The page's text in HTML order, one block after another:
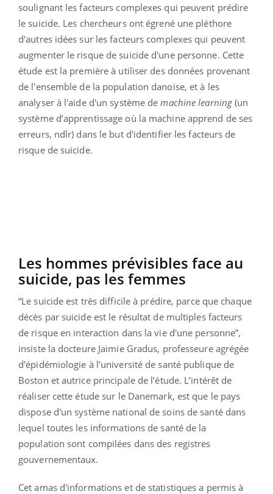
soulignant les facteurs complexes qui peuvent prédire
le suicide. Les chercheurs ont égrené une pléthore
d'autres idées sur les facteurs complexes qui peuvent
augmenter le risque de suicide d'une personne. Cette
étude est la première à utiliser des données provenant
de l'ensemble de la population danoise, et à les
analyser à l'aide d'un système demachine learning (un
système d’apprentissage où la machine apprend de ses
erreurs, ndlr) dans le but d'identifier les facteurs de
risque de suicide.
Les hommes prévisibles face au
suicide, pas les femmes
“Le suicide est très difficile à prédire, parce que chaque
décès par suicide est le résultat de multiples facteurs
de risque en interaction dans la vie d'une personne”,
insiste la docteure Jaimie Gradus, professeure agrégée
d'épidémiologie à l’université de santé publique de
Boston et autrice principale de l’étude. L’intérêt de
réaliser cette étude sur le Danemark, est que le pays
dispose d'un système national de soins de santé dans
lequel toutes les informations de santé de la
population sont compilées dans des registres
gouvernementaux.
Cet amas d'informations et de statistiques a permis à